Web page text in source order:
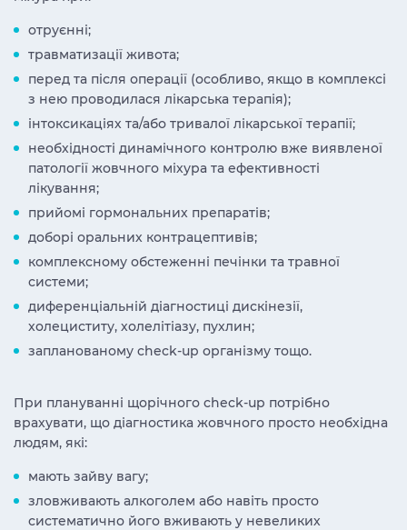
отруєнні;
травматизації живота;
перед та після операції (особливо, якщо в комплексі
з нею проводилася лікарська терапія);
інтоксикаціях та/або тривалої лікарської терапії;
необхідності динамічного контролю вже виявленої
патології жовчного міхура та ефективності
лікування;
прийомі гормональних препаратів;
доборі оральних контрацептивів;
комплексному обстеженні печінки та травної
системи;
диференціальній діагностиці дискінезії,
холециститу, холелітіазу, пухлин;
запланованому check-up організму тощо.
При плануванні щорічного check-up потрібно
врахувати, що діагностика жовчного просто необхідна
людям, які:
мають зайву вагу;
зловживають алкоголем або навіть просто
систематично його вживають у невеликих